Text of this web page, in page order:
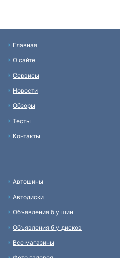
Главная
О сайте
Сервисы
Новости
Обзоры
Тесты
Контакты
Автошины
Автодиски
Объявления б у шин
Объявления б у дисков
Все магазины